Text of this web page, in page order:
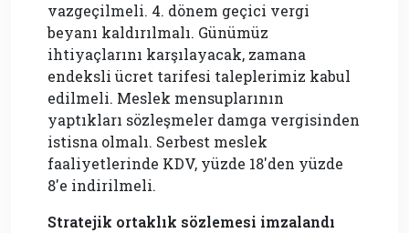
vazgeçilmeli. 4. dönem geçici vergi
beyanı kaldırılmalı. Günümüz
ihtiyaçlarını karşılayacak, zamana
endeksli ücret tarifesi taleplerimiz kabul
edilmeli. Meslek mensuplarının
yaptıkları sözleşmeler damga vergisinden
istisna olmalı. Serbest meslek
faaliyetlerinde KDV, yüzde 18'den yüzde
8'e indirilmeli.
Stratejik ortaklık sözlemesi imzalandı